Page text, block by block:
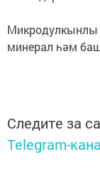
минерал һәм
Следите за
Telegram-